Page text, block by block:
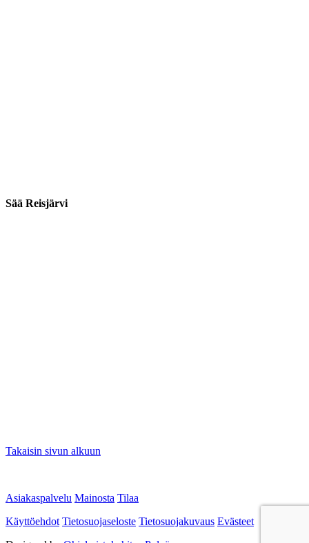
Sää Reisjärvi
Takaisin sivun alkuun
Asiakaspalvelu Mainosta Tilaa
Käyttöehdot Tietosuojaseloste Tietosuojakuvaus Evästeet